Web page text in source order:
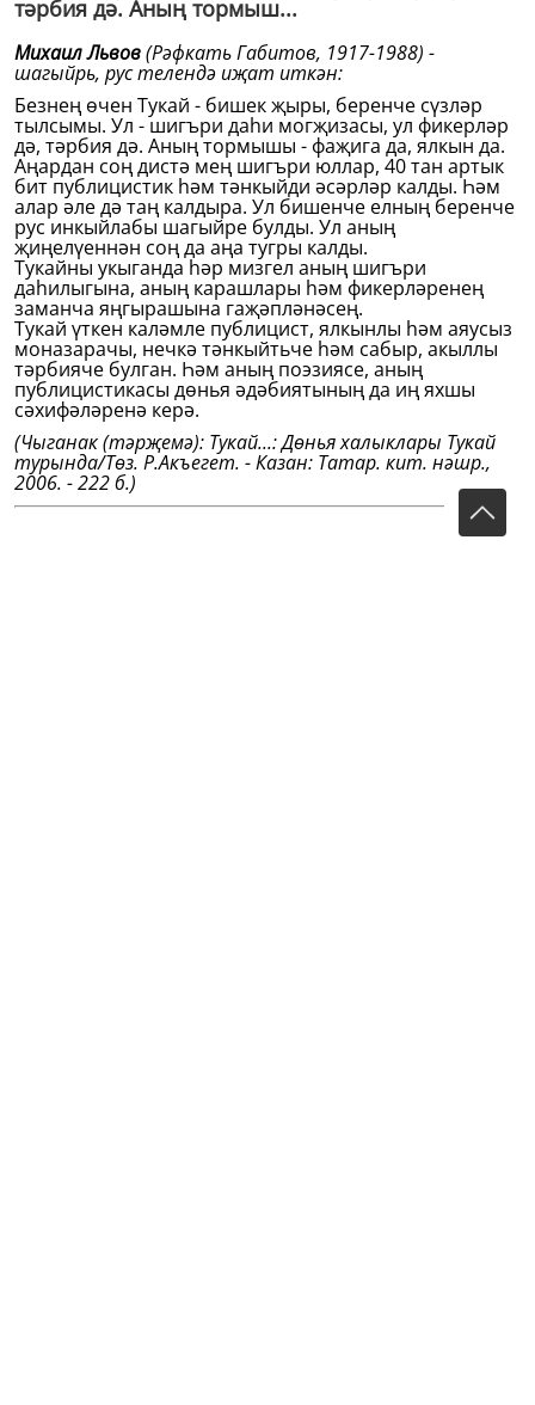
тәрбия дә. Аның тормыш...
Михаил Львов(Рәфкать Габитов, 1917-1988) -
шагыйрь, рус телендә иҗат иткән:
Безнең өчен Тукай - бишек җыры, беренче сүзләр
тылсымы. Ул - шигъри даһи могҗизасы, ул фикерләр
дә, тәрбия дә. Аның тормышы - фаҗига да, ялкын да.
Аңардан соң дистә мең шигъри юллар, 40 тан артык
бит публицистик һәм тәнкыйди әсәрләр калды. Һәм
алар әле дә таң калдыра. Ул бишенче елның беренче
рус инкыйлабы шагыйре булды. Ул аның
җиңелүеннән соң да аңа тугры калды.
Тукайны укыганда һәр мизгел аның шигъри
даһилыгына, аның карашлары һәм фикерләренең
заманча яңгырашына гаҗәпләнәсең.
Тукай үткен каләмле публицист, ялкынлы һәм аяусыз
моназарачы, нечкә тәнкыйтьче һәм сабыр, акыллы
тәрбияче булган. Һәм аның поэзиясе, аның
публицистикасы дөнья әдәбиятының да иң яхшы
сәхифәләренә керә.
(Чыганак (тәрҗемә): Тукай...: Дөнья халыклары Тукай
турында/Төз. Р.Акъегет. - Казан: Татар. кит. нәшр.,
2006. - 222 б.)